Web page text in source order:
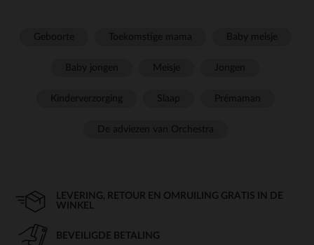
LEVERING, RETOUR EN OMRUILING GRATIS IN DE
WINKEL
BEVEILIGDE BETALING